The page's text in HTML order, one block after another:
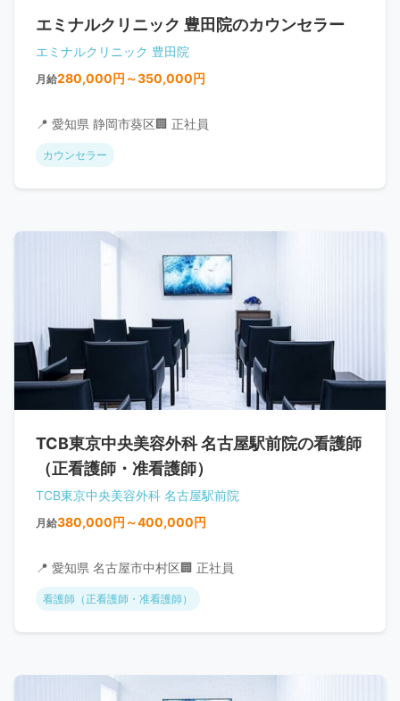
エミナルクリニック 豊田院のカウンセラー
エミナルクリニック 豊田院
月給280,000円～350,000円
📍 愛知県 静岡市葵区🏢 正社員
カウンセラー
TCB東京中央美容外科 名古屋駅前院の看護師
（正看護師・准看護師）
TCB東京中央美容外科 名古屋駅前院
月給380,000円～400,000円
📍 愛知県 名古屋市中村区🏢 正社員
看護師（正看護師・准看護師）